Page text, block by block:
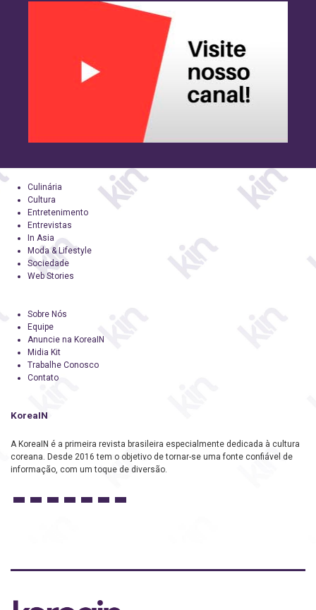
Culinária
Cultura
Entretenimento
Entrevistas
In Asia
Moda & Lifestyle
Sociedade
Web Stories
Sobre Nós
Equipe
Anuncie na KoreaIN
Midia Kit
Trabalhe Conosco
Contato
KoreaIN
A KoreaIN é a primeira revista brasileira especialmente dedicada à cultura
coreana. Desde 2016 tem o objetivo de tornar-se uma fonte confiável de
informação, com um toque de diversão.